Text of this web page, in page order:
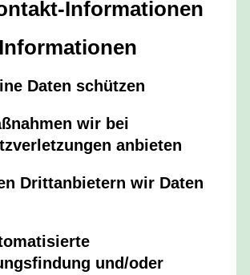
Informationen
Daten schützen
wir bei
anbieten
Drittanbietern wir Daten
und/oder